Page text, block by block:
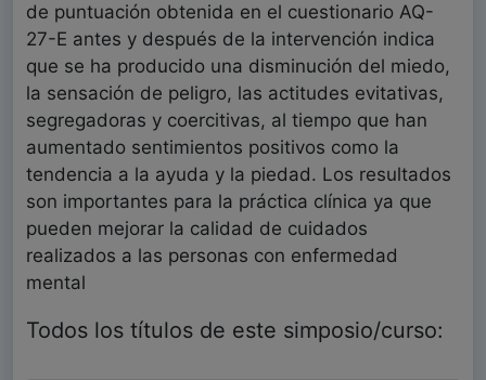
de puntuación obtenida en el cuestionario AQ-
27-E antes y después de la intervención indica
que se ha producido una disminución del miedo,
la sensación de peligro, las actitudes evitativas,
segregadoras y coercitivas, al tiempo que han
aumentado sentimientos positivos como la
tendencia a la ayuda y la piedad. Los resultados
son importantes para la práctica clínica ya que
pueden mejorar la calidad de cuidados
realizados a las personas con enfermedad
mental
Todos los títulos de este simposio/curso: